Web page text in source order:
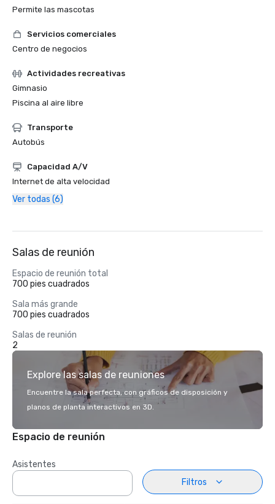
Permite las mascotas
Servicios comerciales
Centro de negocios
Actividades recreativas
Gimnasio
Piscina al aire libre
Transporte
Autobús
Capacidad A/V
Internet de alta velocidad
Ver todas (6)
Salas de reunión
Espacio de reunión total
700 pies cuadrados
Sala más grande
700 pies cuadrados
Salas de reunión
2
Explore las salas de reuniones
Encuentre la sala perfecta, con gráficos de disposición y
planos de planta interactivos en 3D.
Espacio de reunión
Asistentes
Filtros